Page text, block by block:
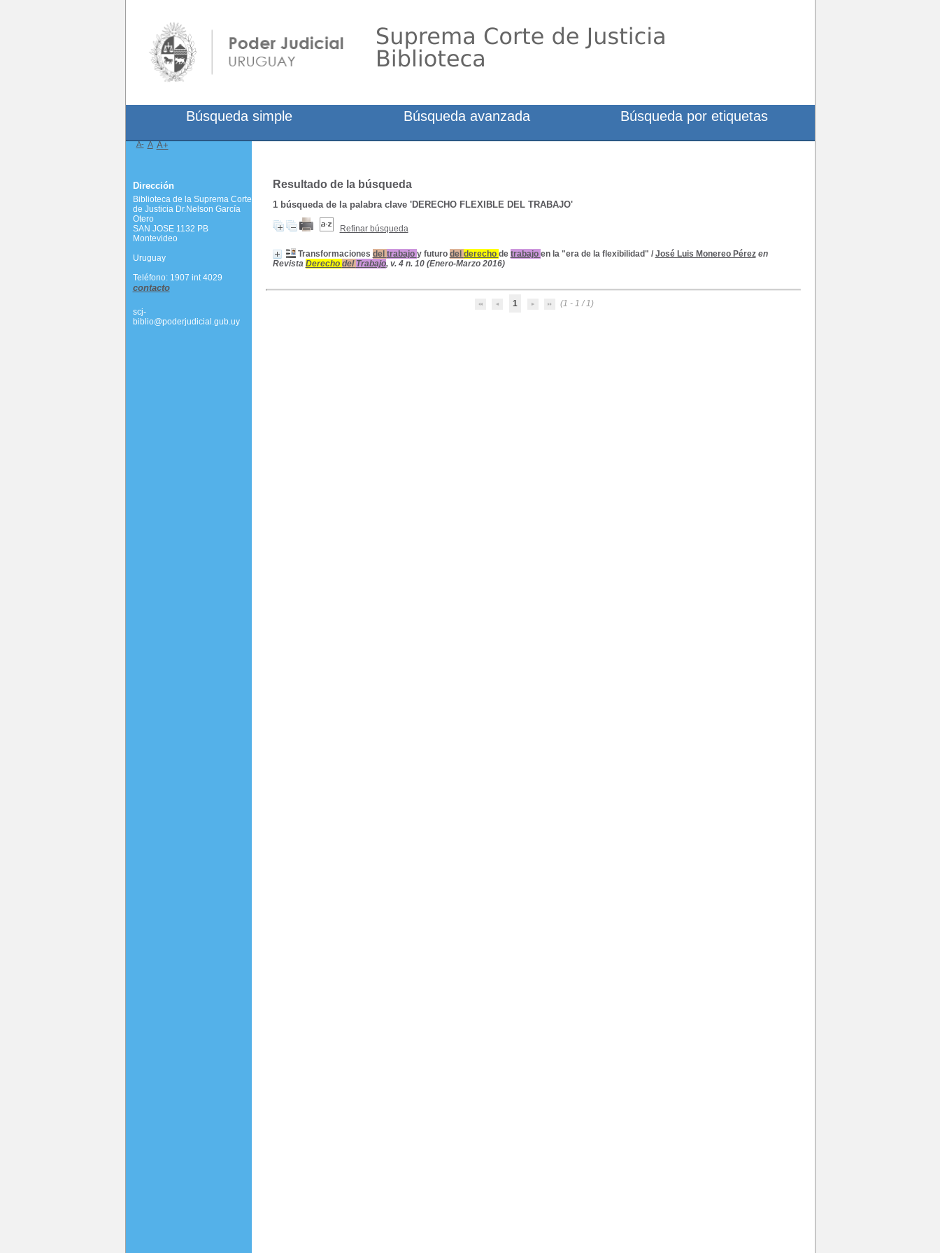
Resultado de la búsqueda
1búsqueda de la palabra clave 'DERECHO FLEXIBLE DEL TRABAJO'
Refinar búsqueda
Transformaciones del trabajo y futuro del derecho de trabajo en la "era de la flexibilidad" / José Luis Monereo Pérez en
Revista Derecho del Trabajo, v. 4 n. 10 (Enero-Marzo 2016)
1 (1 - 1 / 1)
Búsqueda simple Búsqueda avanzada Búsqueda por etiquetas
A- A A+
Dirección
Biblioteca de la Suprema Corte
de Justicia Dr.Nelson García
Otero
SAN JOSE 1132 PB
Montevideo
Uruguay
Teléfono: 1907 int 4029
contacto
scj-
biblio@poderjudicial.gub.uy